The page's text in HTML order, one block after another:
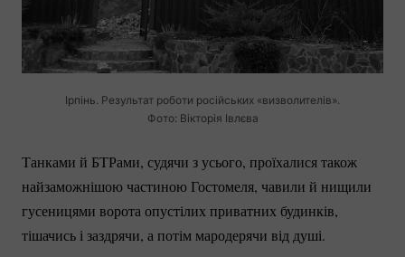
Ірпінь. Результат роботи російських «визволителів».
Фото: Вікторія Івлєва
Танками й БТРами, судячи з усього, проїхалися також
найзаможнішою частиною Гостомеля, чавили й нищили
гусеницями ворота опустілих приватних будинків,
тішачись і заздрячи, а потім мародерячи від душі.